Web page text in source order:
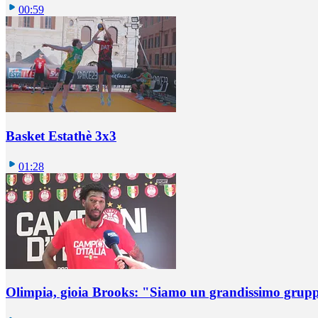
00:59
Basket Estathè 3x3
01:28
Olimpia, gioia Brooks: "Siamo un grandissimo